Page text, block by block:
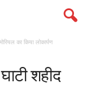
का किया लोकार्पण
शहीद